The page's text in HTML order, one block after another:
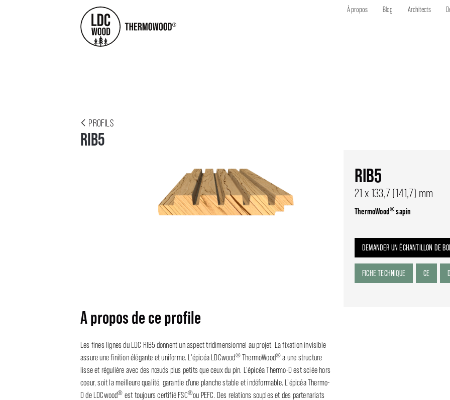
À propos Blog Architects
PROFILS
RIB5
RIB5
21 x 133,7 (141,7) mm
ThermoWood®sapin
DEMANDER UN ÉCHANTILLON DE
FICHE TECHNIQUE CE
A propos de ce profile
Les fines lignes du LDC RIB5 donnent un aspect tridimensionnel au projet. La fixation invisible
assure une finition élégante et uniforme. L'épicéa LDCwood®ThermoWood® a une structure
lisse et régulière avec des nœuds plus petits que ceux du pin. L'épicéa Thermo-D est sciée hors
coeur, soit la meilleure qualité, garantie d’une planche stable et indéformable. L'épicéa Thermo-
D de LDCwood® est toujours certifié FSC®ou PEFC. Des relations souples et des partenariats